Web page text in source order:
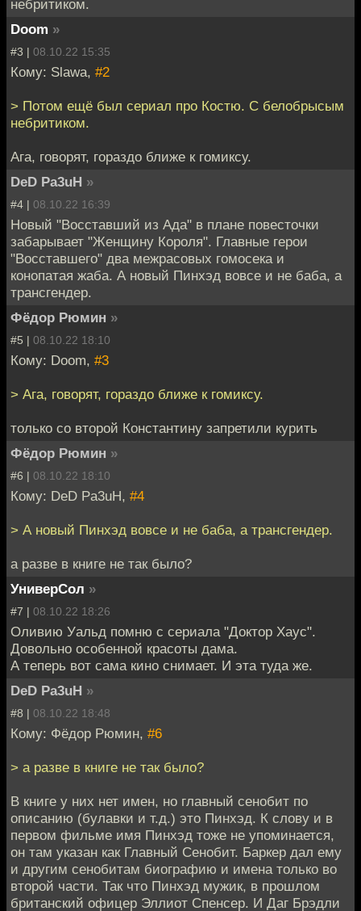
небритиком.
Doom »
#3 | 08.10.22 15:35
Кому: Slawa, #2
> Потом ещё был сериал про Костю. С белобрысым
небритиком.
Ага, говорят, гораздо ближе к гомиксу.
DeD Pa3uH »
#4 | 08.10.22 16:39
Новый "Восставший из Ада" в плане повесточки
забарывает "Женщину Короля". Главные герои
"Восставшего" два межрасовых гомосека и
конопатая жаба. А новый Пинхэд вовсе и не баба, а
трансгендер.
Фёдор Рюмин »
#5 | 08.10.22 18:10
Кому: Doom, #3
> Ага, говорят, гораздо ближе к гомиксу.
только со второй Константину запретили курить
Фёдор Рюмин »
#6 | 08.10.22 18:10
Кому: DeD Pa3uH, #4
> А новый Пинхэд вовсе и не баба, а трансгендер.
а разве в книге не так было?
УниверСол »
#7 | 08.10.22 18:26
Оливию Уальд помню с сериала "Доктор Хаус".
Довольно особенной красоты дама.
А теперь вот сама кино снимает. И эта туда же.
DeD Pa3uH »
#8 | 08.10.22 18:48
Кому: Фёдор Рюмин, #6
> а разве в книге не так было?
В книге у них нет имен, но главный сенобит по
описанию (булавки и т.д.) это Пинхэд. К слову и в
первом фильме имя Пинхэд тоже не упоминается,
он там указан как Главный Сенобит. Баркер дал ему
и другим сенобитам биографию и имена только во
второй части. Так что Пинхэд мужик, в прошлом
британский офицер Эллиот Спенсер. И Даг Брэдли